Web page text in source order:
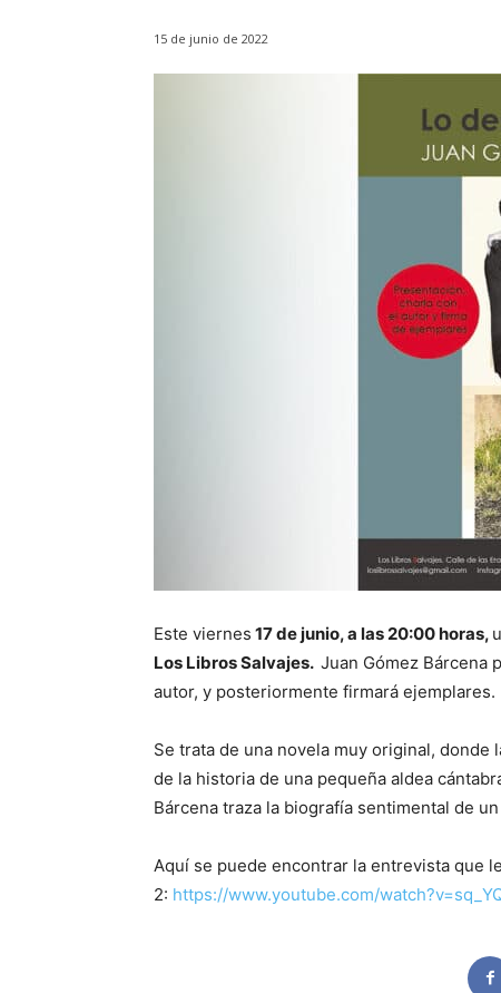
15 de junio de 2022
Este viernes 17 de junio, a las 20:00 horas,
Los Libros Salvajes. Juan Gómez Bárcena
autor, y posteriormente firmará ejemplares.
Se trata de una novela muy original, donde
de la historia de una pequeña aldea
Bárcena traza la biografía sentimental de
Aquí se puede encontrar la entrevista que
2: https://www.youtube.com/